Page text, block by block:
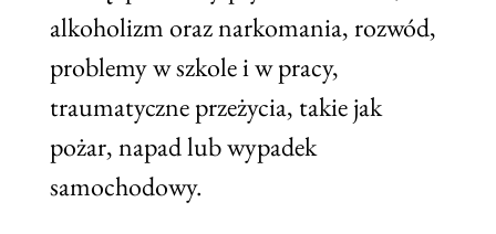
alkoholizm oraz narkomania, rozwód,
problemy w szkole i w pracy,
traumatyczne przeżycia, takie jak
pożar, napad lub wypadek
samochodowy.